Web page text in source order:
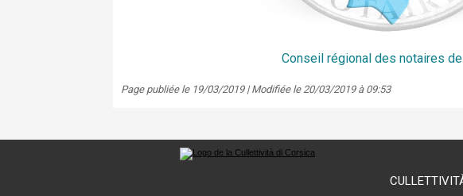
Conseil régional des notaires
Page publiée le 19/03/2019 | Modifiée le 20/03/2019 à 09:53